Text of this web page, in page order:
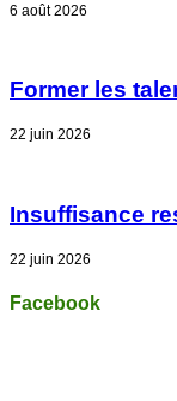
6 août 2026
Former les
22 juin 2026
Insuffisance
22 juin 2026
Facebook